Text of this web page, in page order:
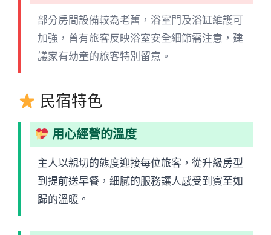
部分房間設備較為老舊，浴室門及浴缸維護可
加強，曾有旅客反映浴室安全細節需注意，建
議家有幼童的旅客特別留意。
民宿特色
用心經營的溫度
主人以親切的態度迎接每位旅客，從升級房型
到提前送早餐，細膩的服務讓人感受到賓至如
歸的溫暖。